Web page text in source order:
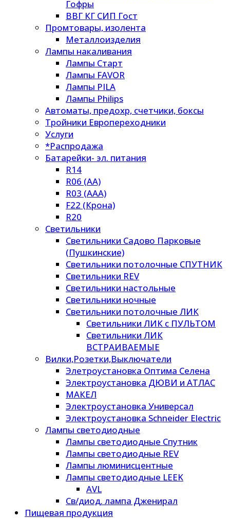
Гофры
ВВГ КГ СИП Гост
Промтовары, изолента
Металлоизделия
Лампы накаливания
Лампы Старт
Лампы FAVOR
Лампы PILA
Лампы Philips
Автоматы, предохр, счетчики, боксы
Тройники Европереходники
Услуги
*Распродажа
Батарейки- эл. питания
R14
R06 (AA)
R03 (AAA)
F22 (Крона)
R20
Светильники
Светильники Садово Парковые
(Пушкинские)
Светильники потолочные СПУТНИК
Светильники REV
Светильники настольные
Светильники ночные
Светильники потолочные ЛИК
Светильники ЛИК с ПУЛЬТОМ
Светильники ЛИК
ВСТРАИВАЕМЫЕ
Вилки,Розетки,Выключатели
Элетроустановка Оптима Селена
Электроустановка ДЮВИ и АТЛАС
МАКЕЛ
Электроустановка Универсал
Электроустановка Schneider Electric
Лампы светодиодные
Лампы светодиодные Спутник
Лампы светодиодные REV
Лампы люминисцентные
Лампы светодиодные LEEK
AVL
Св/диод. лампа Дженирал
Пищевая продукция